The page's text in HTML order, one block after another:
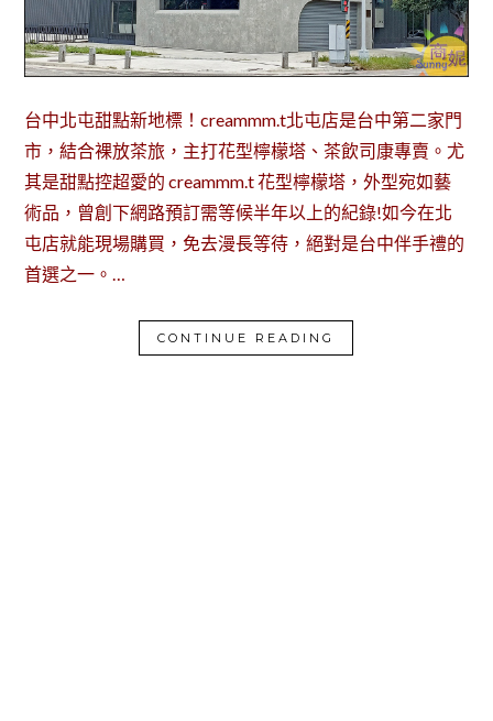
台中北屯甜點新地標！creammm.t北屯店是台中第二家門
市，結合裸放茶旅，主打花型檸檬塔、茶飲司康專賣。尤
其是甜點控超愛的 creammm.t 花型檸檬塔，外型宛如藝
術品，曾創下網路預訂需等候半年以上的紀錄!如今在北
屯店就能現場購買，免去漫長等待，絕對是台中伴手禮的
首選之一。…
CONTINUE READING